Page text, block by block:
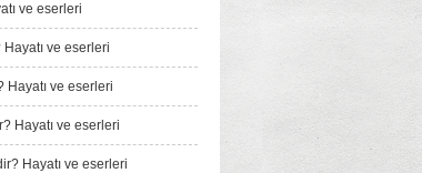
ve eserleri
ve eserleri
ve eserleri
Hayatı ve eserleri
Hayatı ve eserleri